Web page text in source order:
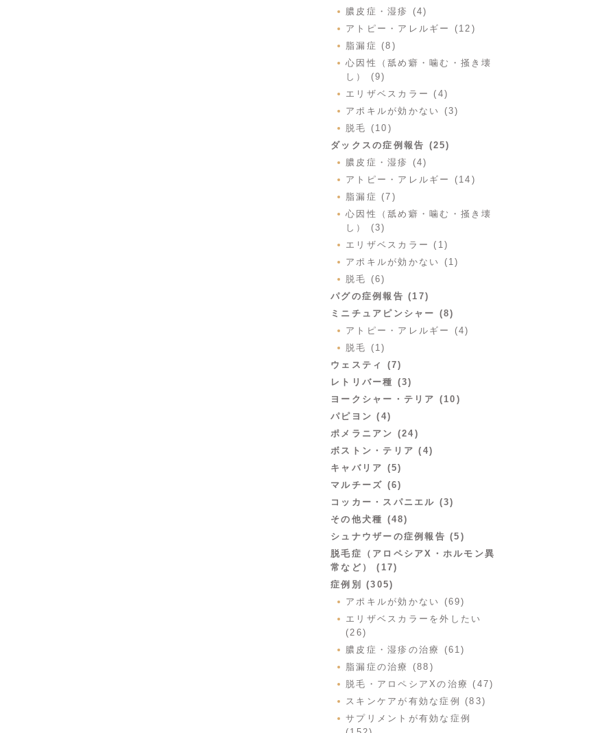
膿皮症・湿疹 (4)
アトピー・アレルギー (12)
脂漏症 (8)
心因性（舐め癖・噛む・掻き壊
し） (9)
エリザベスカラー (4)
アポキルが効かない (3)
脱毛 (10)
ダックスの症例報告 (25)
膿皮症・湿疹 (4)
アトピー・アレルギー (14)
脂漏症 (7)
心因性（舐め癖・噛む・掻き壊
し） (3)
エリザベスカラー (1)
アポキルが効かない (1)
脱毛 (6)
パグの症例報告 (17)
ミニチュアピンシャー (8)
アトピー・アレルギー (4)
脱毛 (1)
ウェスティ (7)
レトリバー種 (3)
ヨークシャー・テリア (10)
パピヨン (4)
ポメラニアン (24)
ボストン・テリア (4)
キャバリア (5)
マルチーズ (6)
コッカー・スパニエル (3)
その他犬種 (48)
シュナウザーの症例報告 (5)
脱毛症（アロペシアX・ホルモン異
常など） (17)
症例別 (305)
アポキルが効かない (69)
エリザベスカラーを外したい
(26)
膿皮症・湿疹の治療 (61)
脂漏症の治療 (88)
脱毛・アロペシアXの治療 (47)
スキンケアが有効な症例 (83)
サプリメントが有効な症例